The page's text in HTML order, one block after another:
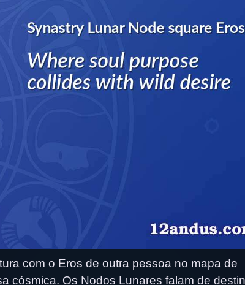
com o Eros de outra pessoa no mapa de
cósmica. Os Nodos Lunares falam de